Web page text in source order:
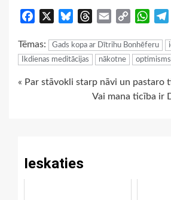
Facebook BlueskyThreads
Email
Copy
Tēmas: Gads kopa ar Dītrihu Bonhēferu
Ikdienas meditācijas
nākotne optimisms
Continue
« Par stāvokli starp nāvi un pastaro
Vai mana ticība ir
Ieskaties